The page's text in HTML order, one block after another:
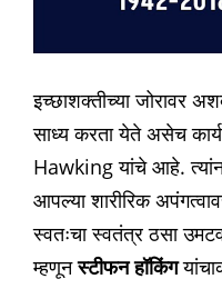
इच्छाशक्तीच्या जोरावर
साध्य करता येते असेच
Hawking यांचे आहे.
आपल्या शारीरिक
स्वतःचा स्वतंत्र ठसा
म्हणूनस्टीफन हॉकिंग